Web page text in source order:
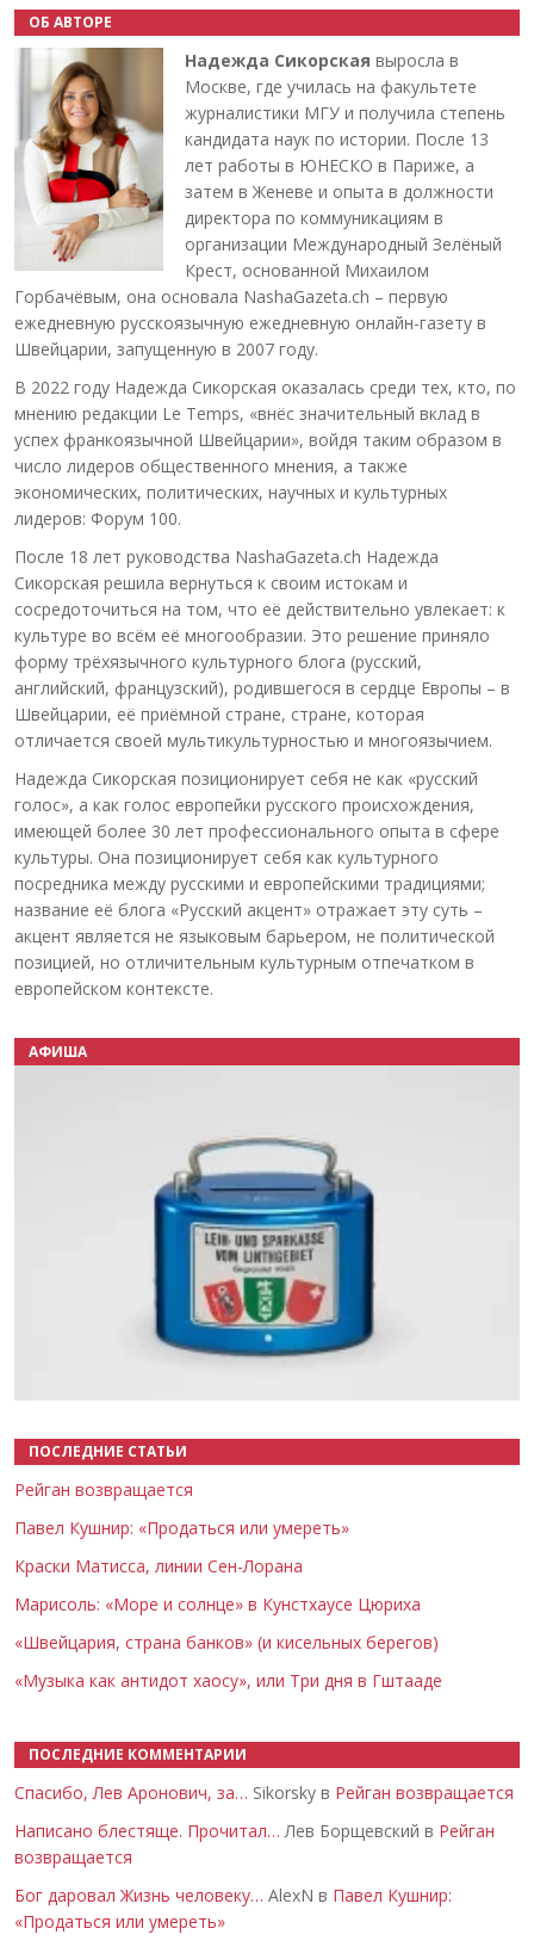
ОБ АВТОРЕ
Надежда Сикорская выросла в
Москве, где училась на факультете
журналистики МГУ и получила степень
кандидата наук по истории. После 13
лет работы в ЮНЕСКО в Париже, а
затем в Женеве и опыта в должности
директора по коммуникациям в
организации Международный Зелёный
Крест, основанной Михаилом
Горбачёвым, она основала NashaGazeta.ch – первую
ежедневную русскоязычную ежедневную онлайн-газету в
Швейцарии, запущенную в 2007 году.
В 2022 году Надежда Сикорская оказалась среди тех, кто, по
мнению редакции Le Temps, «внёс значительный вклад в
успех франкоязычной Швейцарии», войдя таким образом в
число лидеров общественного мнения, а также
экономических, политических, научных и культурных
лидеров: Форум 100.
После 18 лет руководства NashaGazeta.ch Надежда
Сикорская решила вернуться к своим истокам и
сосредоточиться на том, что её действительно увлекает: к
культуре во всём её многообразии. Это решение приняло
форму трёхязычного культурного блога (русский,
английский, французский), родившегося в сердце Европы – в
Швейцарии, её приёмной стране, стране, которая
отличается своей мультикультурностью и многоязычием.
Надежда Сикорская позиционирует себя не как «русский
голос», а как голос европейки русского происхождения,
имеющей более 30 лет профессионального опыта в сфере
культуры. Она позиционирует себя как культурного
посредника между русскими и европейскими традициями;
название её блога «Русский акцент» отражает эту суть –
акцент является не языковым барьером, не политической
позицией, но отличительным культурным отпечатком в
европейском контексте.
АФИША
ПОСЛЕДНИЕ СТАТЬИ
Рейган возвращается
Павел Кушнир: «Продаться или умереть»
Краски Матисса, линии Сен-Лорана
Марисоль: «Море и солнце» в Кунстхаусе Цюриха
«Швейцария, страна банков» (и кисельных берегов)
«Музыка как антидот хаосу», или Три дня в Гштааде
ПОСЛЕДНИЕ КОММЕНТАРИИ
Спасибо, Лев Аронович, за… Sikorsky в Рейган возвращается
Написано блестяще. Прочитал… Лев Борщевский в Рейган
возвращается
Бог даровал Жизнь человеку… AlexN в Павел Кушнир:
«Продаться или умереть»